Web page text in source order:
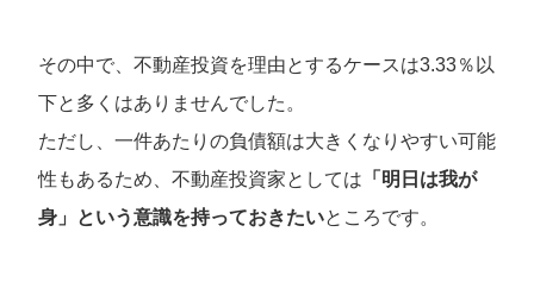
その中で、不動産投資を理由とするケースは3.33％以
下と多くはありませんでした。
ただし、一件あたりの負債額は大きくなりやすい可能
性もあるため、不動産投資家としては 「明日は我が
身」という意識を持っておきたいところです。